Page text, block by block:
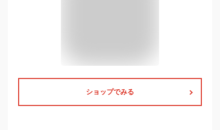
ショップでみる